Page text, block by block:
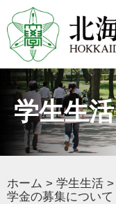
学生生活
ホーム > 学生生活 >
学金の募集について